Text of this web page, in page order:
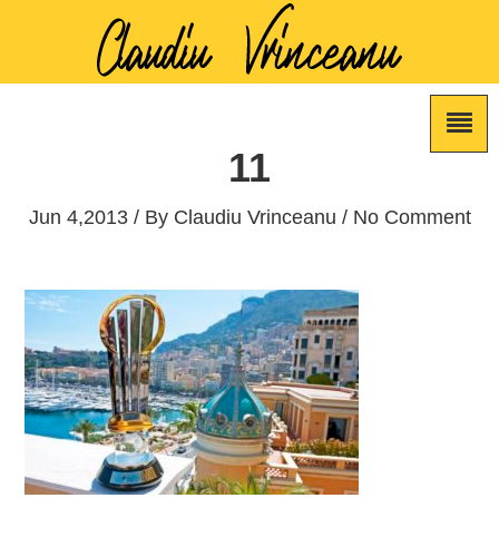
11
Jun 4,2013 / By Claudiu Vrinceanu / No Comment